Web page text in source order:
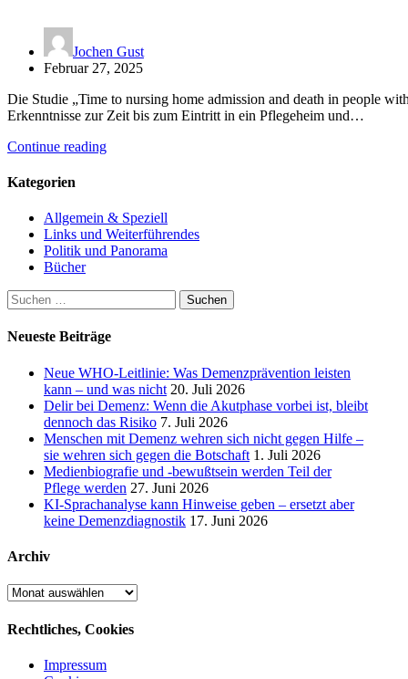
Jochen Gust
Februar 27, 2025
Die Studie „Time to nursing home admission and death in people
Erkenntnisse zur Zeit bis zum Eintritt in ein Pflegeheim und…
Continue reading
Kategorien
Allgemein & Speziell
Links und Weiterführendes
Politik und Panorama
Bücher
Suchen
nach:
Neueste Beiträge
Neue WHO-Leitlinie: Was Demenzprävention leisten
kann – und was nicht 20. Juli 2026
Delir bei Demenz: Wenn die Akutphase vorbei ist, bleibt
dennoch das Risiko 7. Juli 2026
Menschen mit Demenz wehren sich nicht gegen Hilfe –
sie wehren sich gegen die Botschaft 1. Juli 2026
Medienbiografie und -bewußtsein werden Teil der
Pflege werden 27. Juni 2026
KI-Sprachanalyse kann Hinweise geben – ersetzt aber
keine Demenzdiagnostik 17. Juni 2026
Archiv
Archiv
Rechtliches, Cookies
Impressum